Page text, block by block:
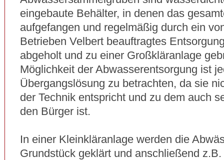
eingebaute Behälter, in denen das
aufgefangen und regelmäßig durch ein
Betrieben Velbert beauftragtes
abgeholt und zu einer Großkläranlage
Möglichkeit der Abwasserentsorgung ist
Übergangslösung zu betrachten, da sie
der Technik entspricht und zu dem auch
den Bürger ist.
In einer Kleinkläranlage werden die
Grundstück geklärt und anschließend